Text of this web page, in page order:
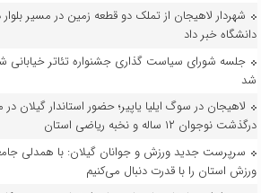
شهردار لاهیجان از تملک دو قطعه زمین در مسیر بلوار
دانشگاه خبر داد
جلسه شورای سیاست گذاری جشنواره تئاتر خیابانی
شد
لاهیجان در سوگ ایلیا یاپیر؛ حضور استاندار گیلان
درگذشت نوجوان ۱۲ ساله و نخبه ریاضی استان
سرپرست جدید ورزش و جوانان گیلان: با همدلی
ورزش استان را با قدرت دنبال می‌کنیم